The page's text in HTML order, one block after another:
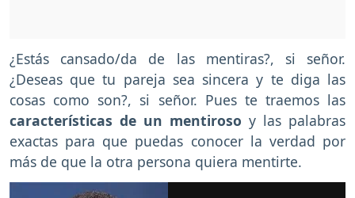
¿Estás cansado/da de las mentiras?, si señor.
¿Deseas que tu pareja sea sincera y te diga las
cosas como son?, si señor. Pues te traemos las
características de un mentiroso y las palabras
exactas para que puedas conocer la verdad por
más de que la otra persona quiera mentirte.